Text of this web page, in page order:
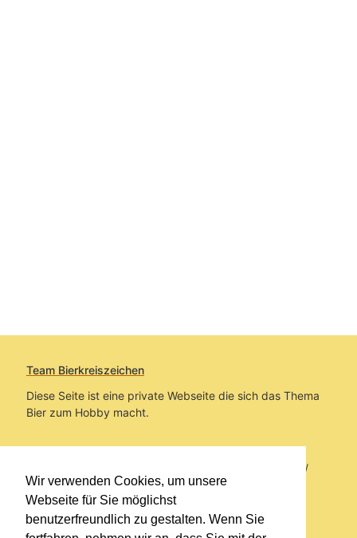
Wir verwenden Cookies, um unsere
Webseite für Sie möglichst
benutzerfreundlich zu gestalten. Wenn Sie
Team Bierkreiszeichen
Diese Seite ist eine private Webseite die sich das Thema
Bier zum Hobby macht.
Sie befinden sich auf https://www.bierkreiszeichen.at/
im Pfad:Bierkreiszeichen/Gesammelte Biere
Erstellt: 2026-08-07